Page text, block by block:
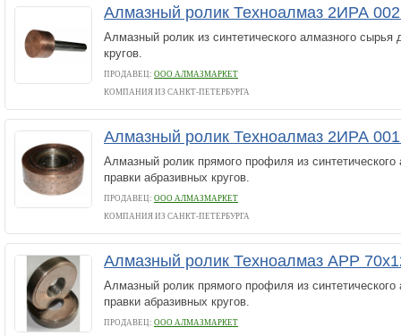
Алмазный ролик Техноалмаз 2ИРА
Алмазный ролик из синтетического алмазного сырья
кругов.
ПРОДАВЕЦ: ООО АЛМАЗМАРКЕТ
КОМПАНИЯ ИЗ САНКТ-ПЕТЕРБУРГА
Алмазный ролик Техноалмаз 2ИРА
Алмазный ролик прямого профиля из
правки абразивных кругов.
ПРОДАВЕЦ: ООО АЛМАЗМАРКЕТ
КОМПАНИЯ ИЗ САНКТ-ПЕТЕРБУРГА
Алмазный ролик Техноалмаз АРР
Алмазный ролик прямого профиля из
правки абразивных кругов.
ПРОДАВЕЦ: ООО АЛМАЗМАРКЕТ